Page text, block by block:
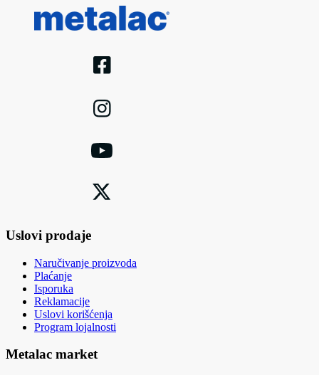
Uslovi prodaje
Naručivanje proizvoda
Plaćanje
Isporuka
Reklamacije
Uslovi korišćenja
Program lojalnosti
Metalac market